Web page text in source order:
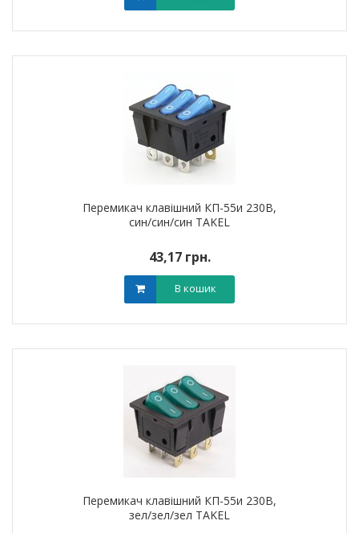
Перемикач клавішний КП-55и 230В,
син/син/син TAKEL
43,17 грн.
В кошик
Перемикач клавішний КП-55и 230В,
зел/зел/зел TAKEL